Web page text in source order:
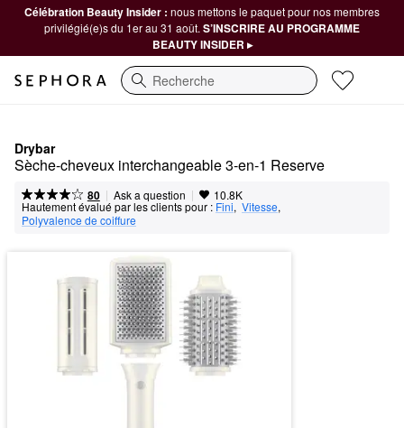
Célébration Beauty Insider : nous mettons le paquet pour nos membres
privilégié(e)s du 1er au 31 août. S’INSCRIRE AU PROGRAMME
BEAUTY INSIDER ▸
Recherche
Drybar
Sèche-cheveux interchangeable 3-en-1 Reserve
80 | Ask a question | 10.8K
Hautement évalué par les clients pour : Fini, Vitesse,
Polyvalence de coiffure